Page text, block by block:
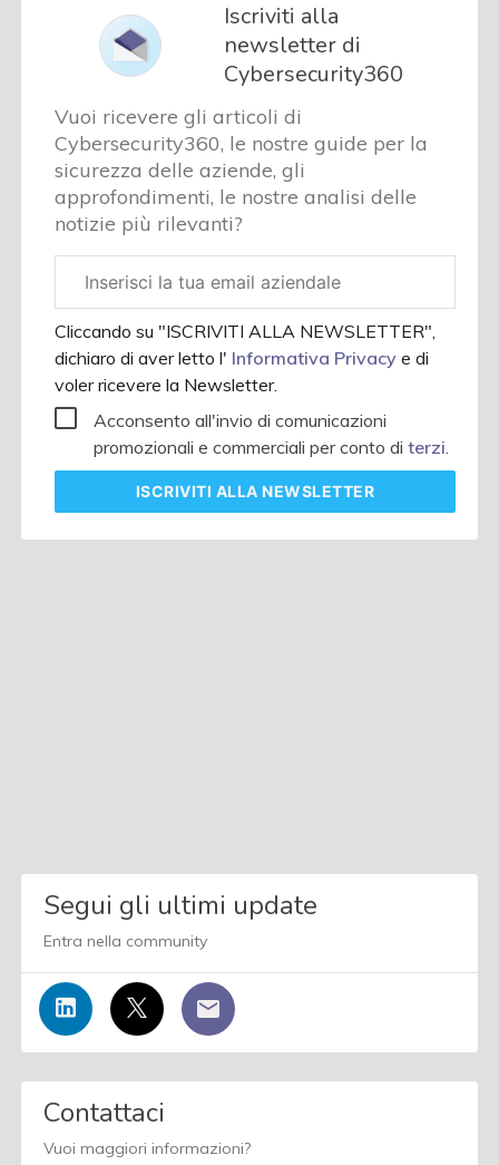
Iscriviti alla
newsletter di
Cybersecurity360
Vuoi ricevere gli articoli di
Cybersecurity360, le nostre guide per la
sicurezza delle aziende, gli
approfondimenti, le nostre analisi delle
notizie più rilevanti?
aziendale
Cliccando su "ISCRIVITI ALLA NEWSLETTER",
dichiaro di aver letto l' Informativa Privacye di
voler ricevere la Newsletter.
Acconsento all'invio di comunicazioni
promozionali e commerciali per conto diterzi.
ISCRIVITI ALLA NEWSLETTER
Segui gli ultimi update
Entra nella community
Contattaci
Vuoi maggiori informazioni?